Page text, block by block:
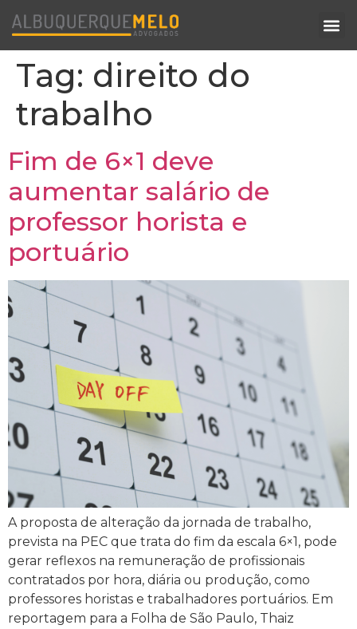
Tag: direito do
trabalho
Fim de 6×1 deve
aumentar salário de
professor horista e
portuário
A proposta de alteração da jornada de trabalho,
prevista na PEC que trata do fim da escala 6×1, pode
gerar reflexos na remuneração de profissionais
contratados por hora, diária ou produção, como
professores horistas e trabalhadores portuários. Em
reportagem para a Folha de São Paulo, Thaiz